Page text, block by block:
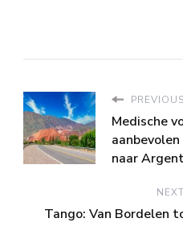
Medische
naar
Tango: Van Bordelen